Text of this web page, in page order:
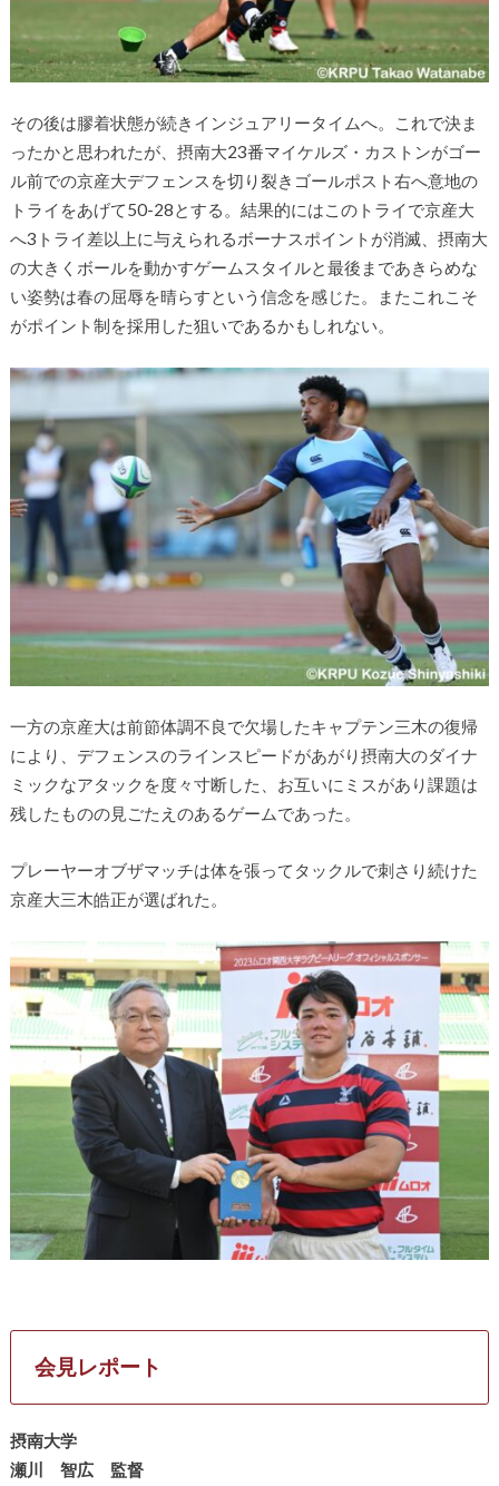
その後は膠着状態が続きインジュアリータイムへ。これで決ま
ったかと思われたが、摂南大23番マイケルズ・ カストンがゴー
ル前での京産大デフェンスを切り裂きゴールポスト右へ意地の
トライをあげて50-28とする。結果的にはこのトライで京産大
へ3 トライ差以上に与えられるボーナスポイントが消滅、 摂南大
の大きくボールを動かすゲームスタイルと最後まであきらめな
い姿勢は春の屈辱を晴らすという信念を感じた。またこれこそ
がポイント制を採用した狙いであるかもしれない。
一方の京産大は前節体調不良で欠場したキャプテン三木の復帰
によ り、 デフェンスのラインスピードがあがり摂南大のダイナ
ミックなアタ ックを度々寸断した、 お互いにミスがあり課題は
残したものの見ごたえのあるゲームであった。
プレーヤーオブザマッチは体を張ってタックルで刺さり続けた
京産大三木皓正が選ばれた。
会見レポート
摂南大学
瀬川 智広 監督